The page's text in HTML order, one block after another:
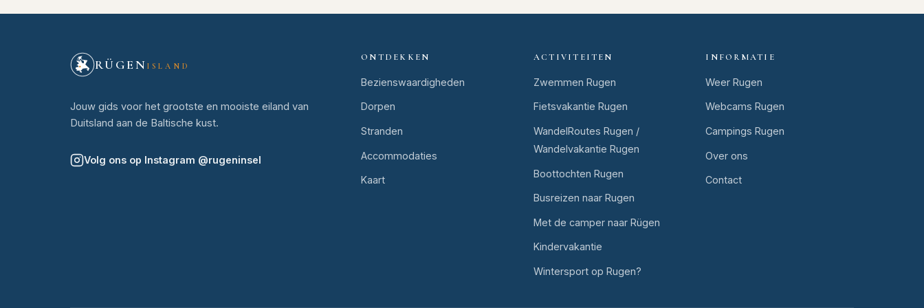
RÜGEN ISLAND
Jouw gids voor het grootste en mooiste eiland van
Duitsland aan de Baltische kust.
Volg ons op Instagram @rugeninsel
ONTDEKKEN
Bezienswaardigheden
Dorpen
Stranden
Accommodaties
Kaart
ACTIVITEITEN
Zwemmen Rugen
Fietsvakantie Rugen
WandelRoutes Rugen /
Wandelvakantie Rugen
Boottochten Rugen
Busreizen naar Rugen
Met de camper naar Rügen
Kindervakantie
Wintersport op Rugen?
INFORMATIE
Weer Rugen
Webcams Rugen
Campings Rugen
Over ons
Contact